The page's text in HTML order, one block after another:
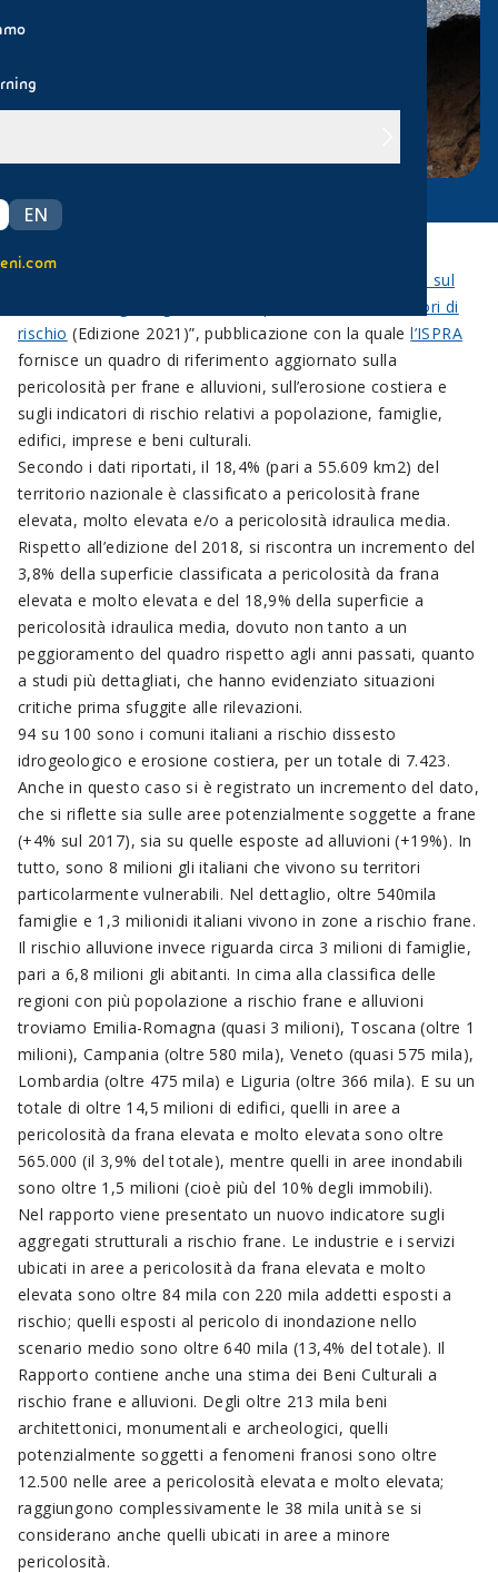
EN
eni.com
Rapporto sul
Dissesto idrogeologico in Italia: pericolosità e indicatori di
rischio (Edizione 2021)”, pubblicazione con la qualel’ISPRA
fornisce un quadro di riferimento aggiornato sulla
pericolosità per frane e alluvioni, sull’erosione costiera e
sugli indicatori di rischio relativi a popolazione, famiglie,
edifici, imprese e beni culturali.
Secondo i dati riportati, il 18,4% (pari a 55.609 km2) del
territorio nazionale è classificato a pericolosità frane
elevata, molto elevata e/o a pericolosità idraulica media.
Rispetto all’edizione del 2018, si riscontra un incremento del
3,8% della superficie classificata a pericolosità da frana
elevata e molto elevata e del 18,9% della superficie a
pericolosità idraulica media, dovuto non tanto a un
peggioramento del quadro rispetto agli anni passati, quanto
a studi più dettagliati, che hanno evidenziato situazioni
critiche prima sfuggite alle rilevazioni.
94 su 100 sono i comuni italiani a rischio dissesto
idrogeologico e erosione costiera, per un totale di 7.423.
Anche in questo caso si è registrato un incremento del dato,
che si riflette sia sulle aree potenzialmente soggette a frane
(+4% sul 2017), sia su quelle esposte ad alluvioni (+19%). In
tutto, sono 8 milioni gli italiani che vivono su territori
particolarmente vulnerabili. Nel dettaglio, oltre 540mila
famiglie e 1,3 milionidi italiani vivono in zone a rischio frane.
Il rischio alluvione invece riguarda circa 3 milioni di famiglie,
pari a 6,8 milioni gli abitanti. In cima alla classifica delle
regioni con più popolazione a rischio frane e alluvioni
troviamo Emilia-Romagna (quasi 3 milioni), Toscana (oltre 1
milioni), Campania (oltre 580 mila), Veneto (quasi 575 mila),
Lombardia (oltre 475 mila) e Liguria (oltre 366 mila). E su un
totale di oltre 14,5 milioni di edifici, quelli in aree a
pericolosità da frana elevata e molto elevata sono oltre
565.000 (il 3,9% del totale), mentre quelli in aree inondabili
sono oltre 1,5 milioni (cioè più del 10% degli immobili).
Nel rapporto viene presentato un nuovo indicatore sugli
aggregati strutturali a rischio frane. Le industrie e i servizi
ubicati in aree a pericolosità da frana elevata e molto
elevata sono oltre 84 mila con 220 mila addetti esposti a
rischio; quelli esposti al pericolo di inondazione nello
scenario medio sono oltre 640 mila (13,4% del totale). Il
Rapporto contiene anche una stima dei Beni Culturali a
rischio frane e alluvioni. Degli oltre 213 mila beni
architettonici, monumentali e archeologici, quelli
potenzialmente soggetti a fenomeni franosi sono oltre
12.500 nelle aree a pericolosità elevata e molto elevata;
raggiungono complessivamente le 38 mila unità se si
considerano anche quelli ubicati in aree a minore
pericolosità.